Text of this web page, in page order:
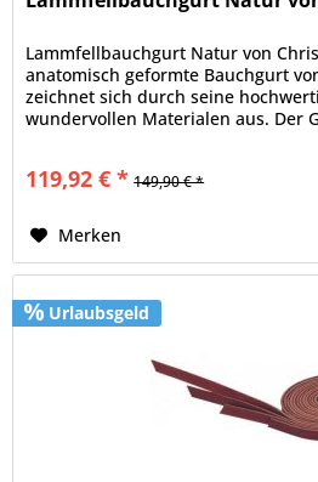
Lammfellbauchgurt Natur von
anatomisch geformte Bauchgurt
zeichnet sich durch seine
wundervollen Materialen aus. Der
119,92 € * 149,90 € *
Merken
Urlaubsgeld